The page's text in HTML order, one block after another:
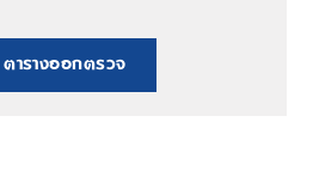
ตารางออกตรวจ